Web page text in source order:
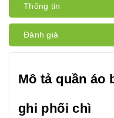
Thông tin
Đánh giá
Mô tả quần áo
ghi phối chì